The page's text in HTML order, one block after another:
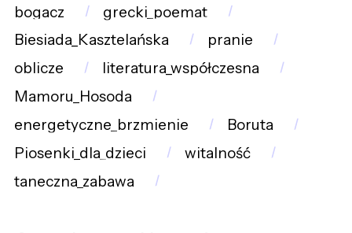
bogacz
grecki_poemat
Biesiada_Kasztelańska
pranie
oblicze
literatura_współczesna
Mamoru_Hosoda
energetyczne_brzmienie
Boruta
Piosenki_dla_dzieci
witalność
taneczna_zabawa